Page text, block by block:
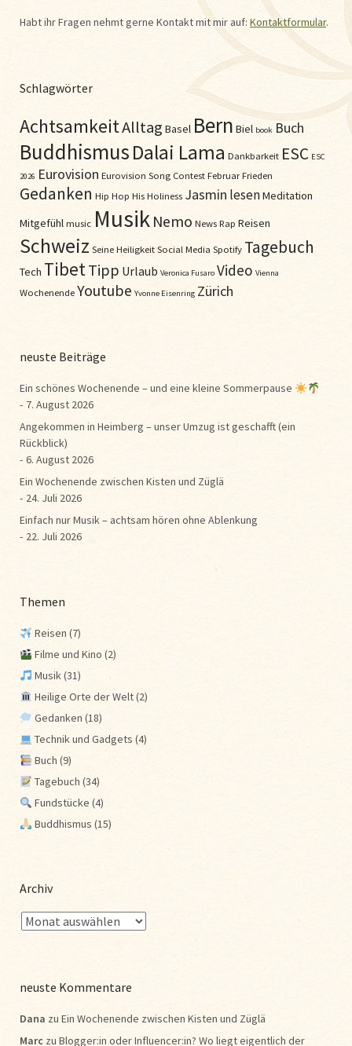
Habt ihr Fragen nehmt gerne Kontakt mit mir auf: Kontaktformular.
Schlagwörter
AchtsamkeitAlltag Basel Bern Biel book Buch
BuddhismusDalai Lama Dankbarkeit ESC ESC
2026 Eurovision Eurovision Song ContestFebruarFrieden
Gedanken Hip Hop His Holiness Jasmin lesenMeditation
Mitgefühlmusic Musik Nemo NewsRap Reisen
Schweiz Seine HeiligkeitSocial Media Spotify Tagebuch
Tech TibetTipp Urlaub Veronica Fusaro Video Vienna
WochenendeYoutube Yvonne Eisenring Zürich
neuste Beiträge
Ein schönes Wochenende – und eine kleine Sommerpause
7. August 2026
Angekommen in Heimberg – unser Umzug ist geschafft (ein
Rückblick)
6. August 2026
Ein Wochenende zwischen Kisten und Züglä
24. Juli 2026
Einfach nur Musik – achtsam hören ohne Ablenkung
22. Juli 2026
Themen
Reisen (7)
Filme und Kino (2)
Musik(31)
Heilige Orte der Welt(2)
Gedanken (18)
Technik und Gadgets (4)
Buch (9)
Tagebuch (34)
Fundstücke (4)
Buddhismus (15)
Archiv
neuste Kommentare
Dana zu Ein Wochenende zwischen Kisten und Züglä
Marc zu Blogger:in oder Influencer:in? Wo liegt eigentlich der